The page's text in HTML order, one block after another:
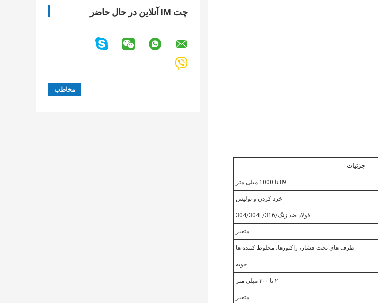
چت IM آنلاین در حال حاضر
جزئیات
89 تا 1000 میلی متر
خرد کردن و پولیش
فولاد ضد زنگ/304/304L/316
متغیر
ظرف های تحت فشار، راکتورها، مخلوط کننده ها
خوبه
۲ تا ۳۰۰ میلی متر
متغیر